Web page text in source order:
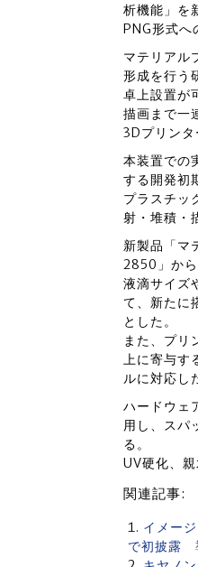
析機能」を
PNG形式へ
マテリアル
形成を行う
卓上設置が
描画まで一
3Dプリンタ
本装置での
する開発初
プラスチッ
射・堆積・
新製品「マ
2850」から
液滴サイズ
て、新たに
とした。
また、プリ
上に寄与
ルに対応し
ハードウェ
用し、スパ
る。
UV硬化、
関連記事:
イメー
で初披露